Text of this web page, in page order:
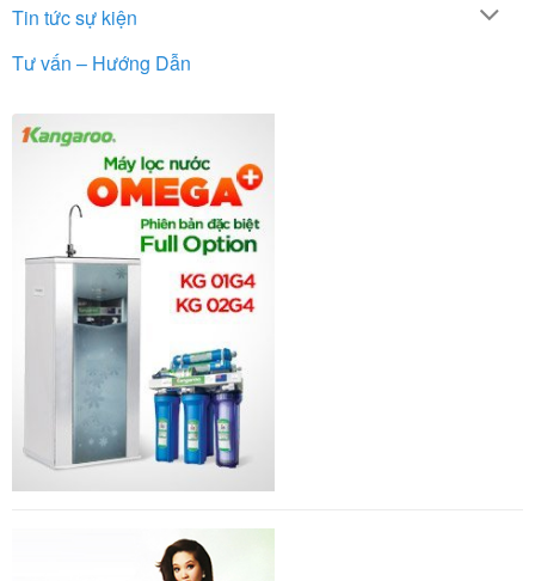
Tin tức sự kiện
Tư vấn – Hướng Dẫn